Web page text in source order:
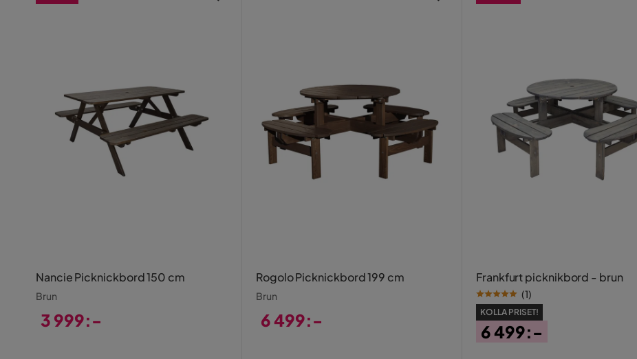
Nancie Picknickbord 150 cm
Brun
3 999:-
Rogolo Picknickbord 199 cm
Brun
6 499:-
Frankfurt picknikbord - brun
(1)
KOLLA PRISET!
6 499:-